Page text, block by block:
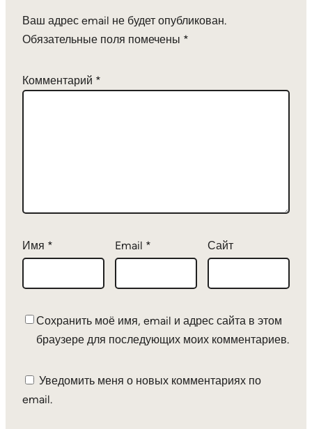
Ваш адрес email не будет опубликован.
Обязательные поля помечены *
Комментарий *
Имя * Email * Сайт
Сохранить моё имя, email и адрес сайта в этом
браузере для последующих моих комментариев.
Уведомить меня о новых комментариях по
email.